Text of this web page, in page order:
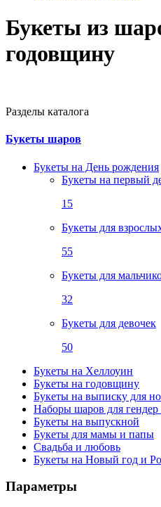
Букеты из
годовщину
Разделы каталога
Букеты шаров
Букеты на День рождения
Букеты на первый
15
Букеты для
55
Букеты для
32
Букеты для девочек
50
Букеты на Хеллоуин
Букеты на годовщину
Букеты на выписку для
Наборы шаров для гендер
Букеты на выпускной
Букеты для мамы и папы
Свадьба и любовь
Букеты на Новый год и
Параметры